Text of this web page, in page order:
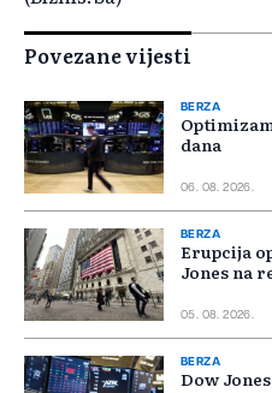
Povezane vijesti
BERZA
dana
06. 08. 2026.
BERZA
Erupcija
Jones na
05. 08. 2026.
BERZA
Dow